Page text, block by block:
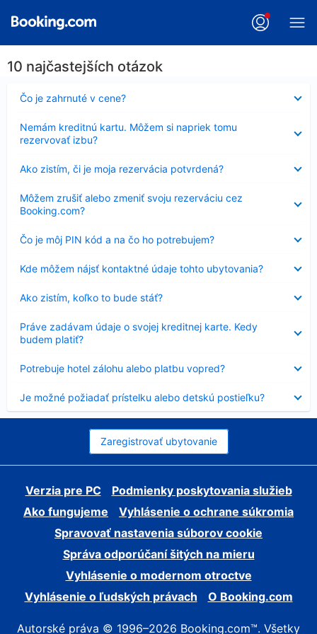
10 najčastejších otázok
Čo je zahrnuté v cene?
Nezobrazuje
sa
Nemám kreditnú kartu. Môžem si napriek tomu
rezervovať izbu?
sa
Ako zistím, či je moja rezervácia potvrdená?
sa
Môžem zrušiť alebo zmeniť svoju rezerváciu cez
Booking.com?
sa
Čo je môj PIN kód a na čo ho potrebujem?
Nezobrazuje
sa
Kde môžem nájsť kontaktné údaje tohto ubytovania?
sa
Ako zistím, koľko to bude stáť?
sa
Práve zadávam údaje o svojej kreditnej karte. Kedy
budem platiť?
sa
Potrebuje hotel zálohu alebo platbu vopred?
sa
Je možné požiadať prístelku alebo detskú postieľku?
sa
Zaregistrovať ubytovanie
Verzia pre PC
Podmienky poskytovania služieb
Ako fungujeme
Vyhlásenie o ochrane súkromia
Spravovať nastavenia súborov cookie
Správa odporúčaní šitých na mieru
Vyhlásenie o modernom otroctve
Vyhlásenie o ľudských právach
O Booking.com
Autorské práva © 1996–2026 Booking.com™. Všetky